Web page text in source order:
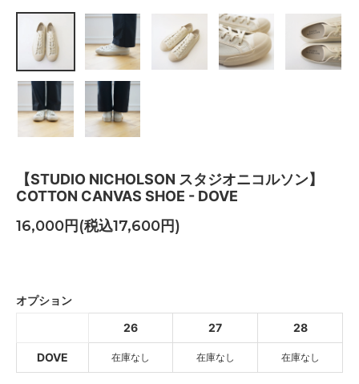
【STUDIO NICHOLSON スタジオニコルソン】
COTTON CANVAS SHOE - DOVE
16,000円(税込17,600円)
DOVE
SOLD OUT
DOVE
SOLD OUT
オプション
26
27 28
DOVE 在庫なし 在庫なし 在庫なし